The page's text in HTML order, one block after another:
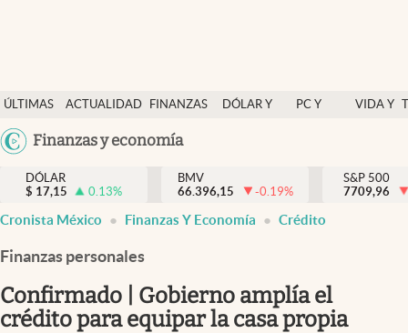
ÚLTIMAS
NOTICIAS
ACTUALIDAD
FINANZAS
DÓLAR Y
PC Y
VIDA Y
México
Finanzas y economía
Actualidad
Finanzas y economía
Dólar y mercados
Pc y celular
DÓLAR
$ 17,15 0.13%
BMV
66.396,15
-0.19%
S&P 500
7709,96
Cronista México Finanzas Y Economía Crédito
Finanzas personales
Confirmado | Gobierno amplía el
crédito para equipar la casa propia